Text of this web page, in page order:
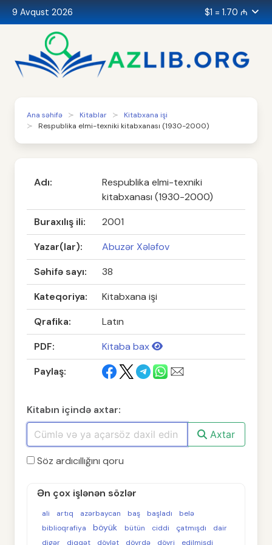
9 Avqust 2026 $1 = 1.70 ₼
Ana səhifə Kitablar
Kitabxana işi
Respublika elmi-texniki kitabxanası (1930-2000)
Adı:
Respublika elmi-texniki
kitabxanası (1930-2000)
Buraxılış ili:
2001
Yazar(lar):
Abuzər Xələfov
Səhifə sayı:
38
Kateqoriya:
Kitabxana işi
Qrafika:
Latın
PDF:
Kitaba bax
Paylaş:
Kitabın içində axtar:
Axtar
Söz ardıcıllığını qoru
Ən çox işlənən sözlər
ali artıq azərbaycan baş başladı
belə
biblioqrafiya
böyük bütün ciddi çatmışdı
dair
digər
diqqət dövlət dövrdə dövri edilmişdi